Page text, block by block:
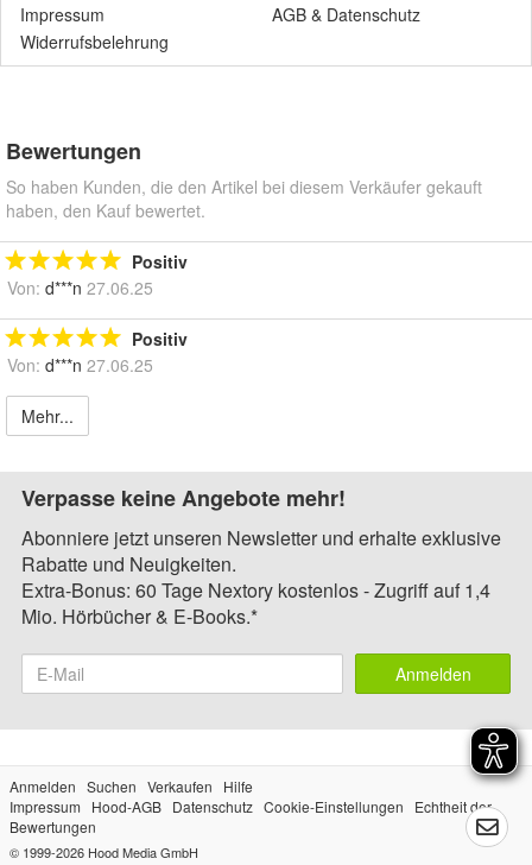
Impressum
AGB & Datenschutz
Widerrufsbelehrung
Bewertungen
So haben Kunden, die den Artikel bei diesem Verkäufer gekauft
haben, den Kauf bewertet.
Positiv
Von: d***n 27.06.25
Positiv
Von: d***n 27.06.25
Mehr...
Verpasse keine Angebote mehr!
Abonniere jetzt unseren Newsletter und erhalte exklusive
Rabatte und Neuigkeiten.
Extra-Bonus: 60 Tage Nextory kostenlos - Zugriff auf 1,4
Mio. Hörbücher & E-Books.*
Anmelden
Anmelden Suchen Verkaufen
Hilfe
Impressum
Hood-AGB Datenschutz Cookie-Einstellungen
Echtheit der
Bewertungen
© 1999-2026 Hood Media GmbH